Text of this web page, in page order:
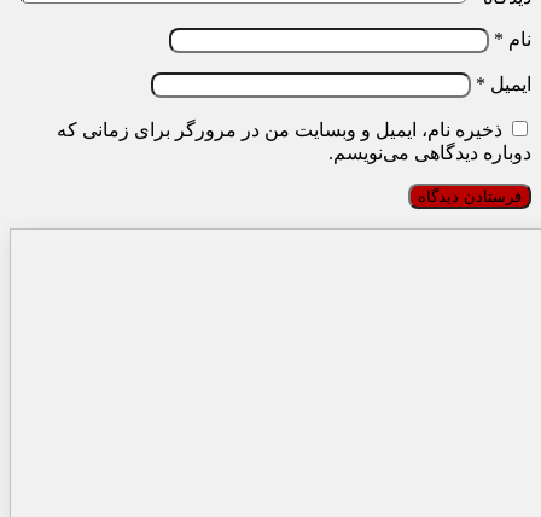
نام *
ایمیل *
ذخیره نام، ایمیل و وبسایت من در مرورگر برای زمانی که
دوباره دیدگاهی می‌نویسم.